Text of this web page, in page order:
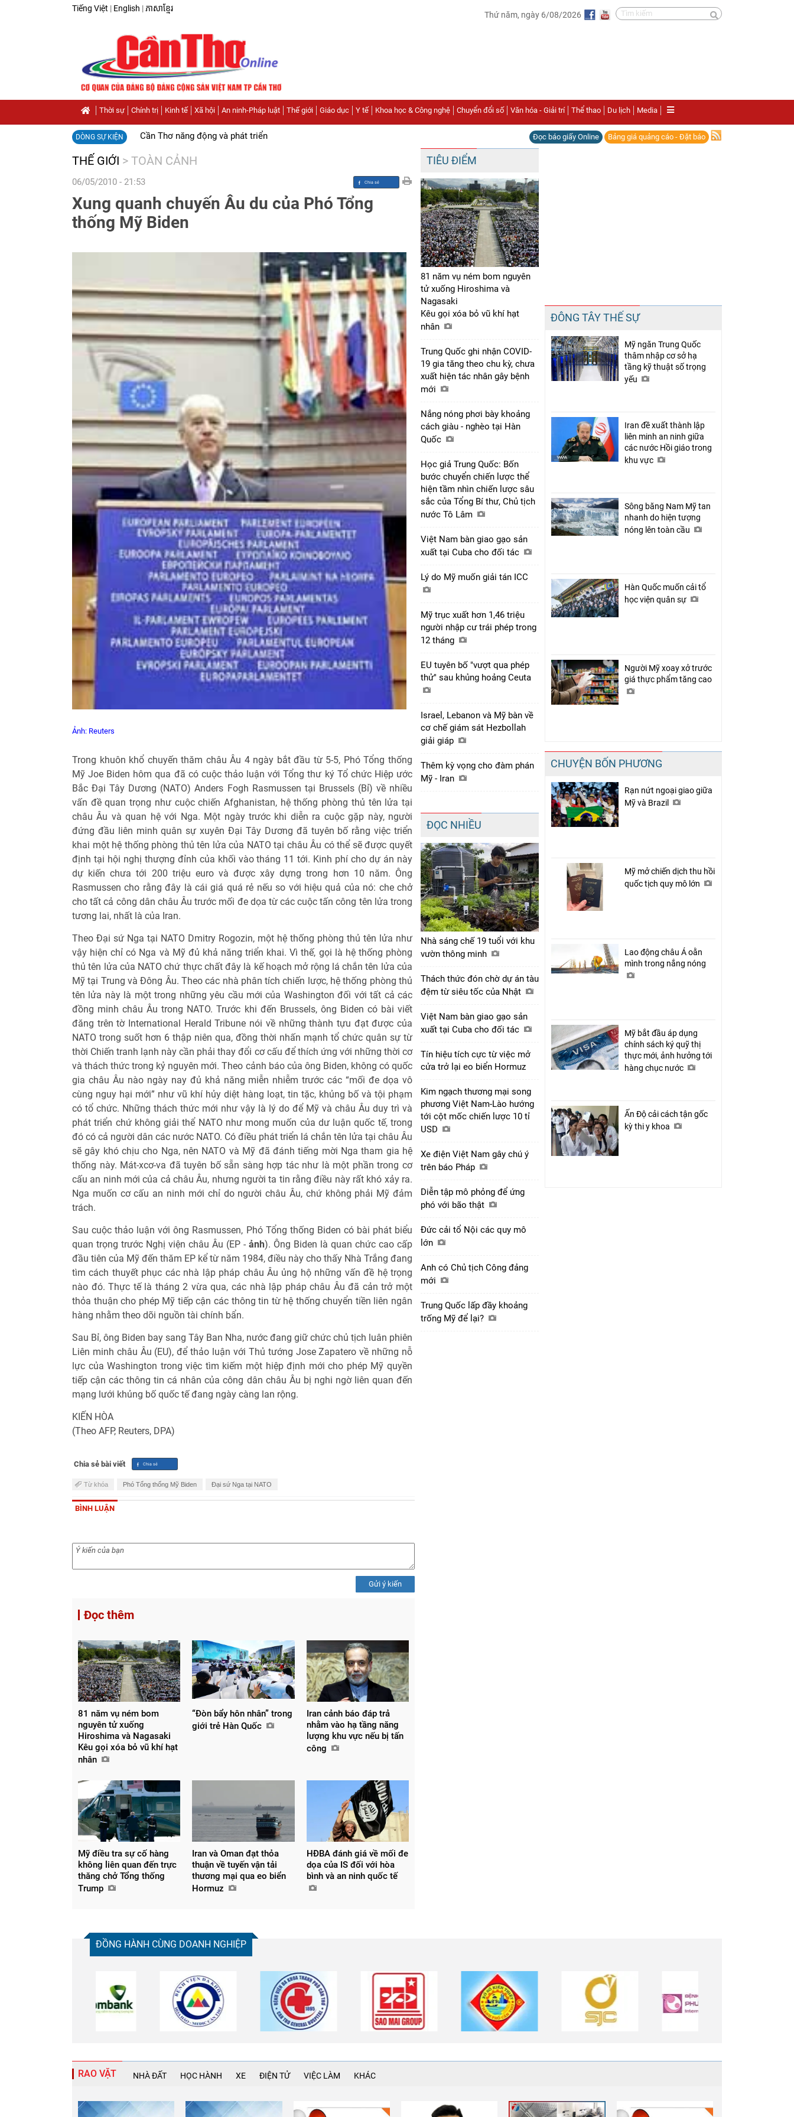
Tiếng Việt | English | ភាសាខ្មែរ
Thứ năm, ngày 6/08/2026
Thời sự Chính trị Kinh tế Xã hội An ninh-Pháp luật Thế giới Giáo dục Y tế Khoa học & Công nghệ Chuyển đổi số Văn hóa - Giải trí Thể thao Du lịch Media
DÒNG SỰ KIỆN Cần Thơ năng động và phát triển Đọc báo giấy Online Bảng giá quảng cáo - Đặt báo
THẾ GIỚI > TOÀN CẢNH
06/05/2010 - 21:53
Chia sẻ
Facebook
Xung quanh chuyến Âu du của Phó Tổng
thống Mỹ Biden
Ảnh: Reuters
Trong khuôn khổ chuyến thăm châu Âu 4 ngày bắt đầu từ 5-5, Phó Tổng thống
Mỹ Joe Biden hôm qua đã có cuộc thảo luận với Tổng thư ký Tổ chức Hiệp ước
Bắc Đại Tây Dương (NATO) Anders Fogh Rasmussen tại Brussels (Bỉ) về nhiều
vấn đề quan trọng như cuộc chiến Afghanistan, hệ thống phòng thủ tên lửa tại
châu Âu và quan hệ với Nga. Một ngày trước khi diễn ra cuộc gặp này, người
đứng đầu liên minh quân sự xuyên Đại Tây Dương đã tuyên bố rằng việc triển
khai một hệ thống phòng thủ tên lửa của NATO tại châu Âu có thể sẽ được quyết
định tại hội nghị thượng đỉnh của khối vào tháng 11 tới. Kinh phí cho dự án này
dự kiến chưa tới 200 triệu euro và được xây dựng trong hơn 10 năm. Ông
Rasmussen cho rằng đây là cái giá quá rẻ nếu so với hiệu quả của nó: che chở
cho tất cả công dân châu Âu trước mối đe dọa từ các cuộc tấn công tên lửa trong
tương lai, nhất là của Iran.
Theo Đại sứ Nga tại NATO Dmitry Rogozin, một hệ thống phòng thủ tên lửa như
vậy hiện chỉ có Nga và Mỹ đủ khả năng triển khai. Vì thế, gọi là hệ thống phòng
thủ tên lửa của NATO chứ thực chất đây là kế hoạch mở rộng lá chắn tên lửa của
Mỹ tại Trung và Đông Âu. Theo các nhà phân tích chiến lược, hệ thống phòng thủ
tên lửa này là một trong những yêu cầu mới của Washington đối với tất cả các
đồng minh châu Âu trong NATO. Trước khi đến Brussels, ông Biden có bài viết
đăng trên tờ International Herald Tribune nói về những thành tựu đạt được của
NATO trong suốt hơn 6 thập niên qua, đồng thời nhấn mạnh tổ chức quân sự từ
thời Chiến tranh lạnh này cần phải thay đổi cơ cấu để thích ứng với những thời cơ
và thách thức trong kỷ nguyên mới. Theo cảnh báo của ông Biden, không có quốc
gia châu Âu nào ngày nay đủ khả năng miễn nhiễm trước các “mối đe dọa vô
cùng nguy hại mới” như vũ khí hủy diệt hàng loạt, tin tặc, khủng bố và tội phạm
có tổ chức. Những thách thức mới như vậy là lý do để Mỹ và châu Âu duy trì và
phát triển chứ không giải thể NATO như mong muốn của dư luận quốc tế, trong
đó có cả người dân các nước NATO. Có điều phát triển lá chắn tên lửa tại châu Âu
sẽ gây khó chịu cho Nga, nên NATO và Mỹ đã đánh tiếng mời Nga tham gia hệ
thống này. Mát-xcơ-va đã tuyên bố sẵn sàng hợp tác như là một phần trong cơ
cấu an ninh mới của cả châu Âu, nhưng người ta tin rằng điều này rất khó xảy ra.
Nga muốn cơ cấu an ninh mới chỉ do người châu Âu, chứ không phải Mỹ đảm
trách.
Sau cuộc thảo luận với ông Rasmussen, Phó Tổng thống Biden có bài phát biểu
quan trọng trước Nghị viện châu Âu (EP - ảnh). Ông Biden là quan chức cao cấp
đầu tiên của Mỹ đến thăm EP kể từ năm 1984, điều này cho thấy Nhà Trắng đang
tìm cách thuyết phục các nhà lập pháp châu Âu ủng hộ những vấn đề hệ trọng
nào đó. Thực tế là tháng 2 vừa qua, các nhà lập pháp châu Âu đã cản trở một
thỏa thuận cho phép Mỹ tiếp cận các thông tin từ hệ thống chuyển tiền liên ngân
hàng nhằm theo dõi nguồn tài chính bẩn.
Sau Bỉ, ông Biden bay sang Tây Ban Nha, nước đang giữ chức chủ tịch luân phiên
Liên minh châu Âu (EU), để thảo luận với Thủ tướng Jose Zapatero về những nỗ
lực của Washington trong việc tìm kiếm một hiệp định mới cho phép Mỹ quyền
tiếp cận các thông tin cá nhân của công dân châu Âu bị nghi ngờ liên quan đến
mạng lưới khủng bố quốc tế đang ngày càng lan rộng.
KIẾN HÒA
(Theo AFP, Reuters, DPA)
Chia sẻ bài viết
Từ khóa Phó Tổng thống Mỹ Biden Đại sứ Nga tại NATO
BÌNH LUẬN
Gửi ý kiến
Đọc thêm
81 năm vụ ném bom
nguyên tử xuống
Hiroshima và Nagasaki
Kêu gọi xóa bỏ vũ khí hạt
nhân
“Đòn bẩy hôn nhân” trong
giới trẻ Hàn Quốc
Iran cảnh báo đáp trả
nhằm vào hạ tầng năng
lượng khu vực nếu bị tấn
công
Mỹ điều tra sự cố hàng
không liên quan đến trực
thăng chở Tổng thống
Trump
Iran và Oman đạt thỏa
thuận về tuyến vận tải
thương mại qua eo biển
Hormuz
HĐBA đánh giá về mối đe
dọa của IS đối với hòa
bình và an ninh quốc tế
TIÊU ĐIỂM
81 năm vụ ném bom nguyên
tử xuống Hiroshima và
Nagasaki
Kêu gọi xóa bỏ vũ khí hạt
nhân
Trung Quốc ghi nhận COVID-
19 gia tăng theo chu kỳ, chưa
xuất hiện tác nhân gây bệnh
mới
Nắng nóng phơi bày khoảng
cách giàu - nghèo tại Hàn
Quốc
Học giả Trung Quốc: Bốn
bước chuyển chiến lược thể
hiện tầm nhìn chiến lược sâu
sắc của Tổng Bí thư, Chủ tịch
nước Tô Lâm
Việt Nam bàn giao gạo sản
xuất tại Cuba cho đối tác
Lý do Mỹ muốn giải tán ICC
Mỹ trục xuất hơn 1,46 triệu
người nhập cư trái phép trong
12 tháng
EU tuyên bố "vượt qua phép
thử" sau khủng hoảng Ceuta
Israel, Lebanon và Mỹ bàn về
cơ chế giám sát Hezbollah
giải giáp
Thêm kỳ vọng cho đàm phán
Mỹ - Iran
ĐỌC NHIỀU
Nhà sáng chế 19 tuổi với khu
vườn thông minh
Thách thức đón chờ dự án tàu
đệm từ siêu tốc của Nhật
Việt Nam bàn giao gạo sản
xuất tại Cuba cho đối tác
Tín hiệu tích cực từ việc mở
cửa trở lại eo biển Hormuz
Kim ngạch thương mại song
phương Việt Nam-Lào hướng
tới cột mốc chiến lược 10 tỉ
USD
Xe điện Việt Nam gây chú ý
trên báo Pháp
Diễn tập mô phỏng để ứng
phó với bão thật
Đức cải tổ Nội các quy mô
lớn
Anh có Chủ tịch Công đảng
mới
Trung Quốc lấp đầy khoảng
trống Mỹ để lại?
ĐÔNG TÂY THẾ SỰ
Mỹ ngăn Trung Quốc
thâm nhập cơ sở hạ
tầng kỹ thuật số trọng
yếu
Iran đề xuất thành lập
liên minh an ninh giữa
các nước Hồi giáo trong
khu vực
Sông băng Nam Mỹ tan
nhanh do hiện tượng
nóng lên toàn cầu
Hàn Quốc muốn cải tổ
học viện quân sự
Người Mỹ xoay xở trước
giá thực phẩm tăng cao
CHUYỆN BỐN PHƯƠNG
Rạn nứt ngoại giao giữa
Mỹ và Brazil
Mỹ mở chiến dịch thu hồi
quốc tịch quy mô lớn
Lao động châu Á oằn
mình trong nắng nóng
Mỹ bắt đầu áp dụng
chính sách ký quỹ thị
thực mới, ảnh hưởng tới
hàng chục nước
Ấn Độ cải cách tận gốc
kỳ thi y khoa
ĐỒNG HÀNH CÙNG DOANH NGHIỆP
RAO VẶT NHÀ ĐẤT HỌC HÀNH XE ĐIỆN TỬ VIỆC LÀM KHÁC